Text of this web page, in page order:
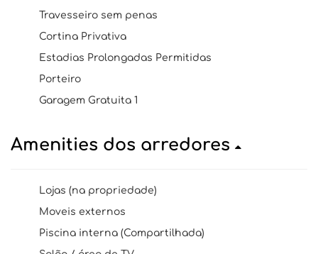
Travesseiro sem penas
Cortina Privativa
Estadias Prolongadas Permitidas
Porteiro
Garagem Gratuita 1
Amenities dos arredores
Lojas (na propriedade)
Moveis externos
Piscina interna (Compartilhada)